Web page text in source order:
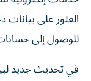
العثور على
للوصول إلى
في تحديث جديد